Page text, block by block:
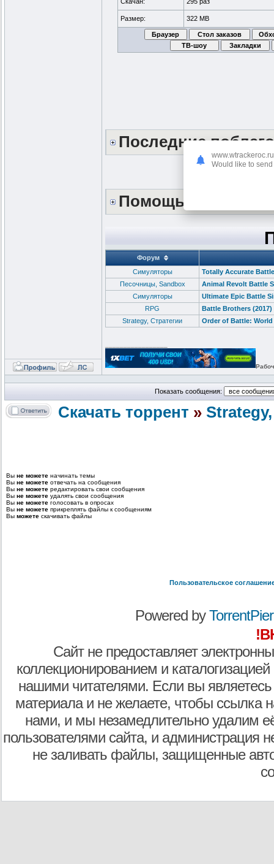
Размер: 322 MB
Последние
Помощь сайту
Форум
Cимуляторы
Totally Accurate
Песочницы, Sandbox
Animal Revolt Battle
Cимуляторы
Ultimate Epic Battle
RPG
Battle Brothers (2017)
Strategy, Стратегии
Order of Battle: World
Показать сообщения:
Скачать торрент »
Вы не можете начинать темы
Вы не можете отвечать на сообщения
Вы не можете редактировать свои сообщения
Вы не можете удалять свои сообщения
Вы не можете голосовать в опросах
Вы не можете прикреплять файлы к сообщениям
Вы можете скачивать файлы
Пользовательское
Powered by
Сайт не предоставляет
коллекционированием и
нашими читателями. Если вы являетесь
материала и не желаете, чтобы ссылка
нами, и мы незамедлительно удалим
пользователями сайта, и администрация
не заливать файлы, защищенные
www.wtrackeroc.ru
Would like to